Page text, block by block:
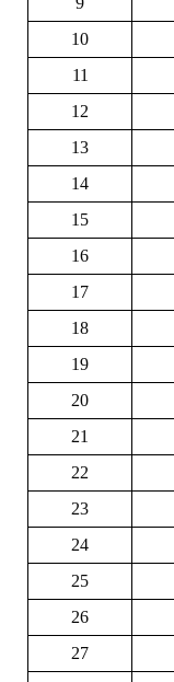
10
11
12
13
14
15
16
17
18
19
20
21
22
23
24
25
26
27